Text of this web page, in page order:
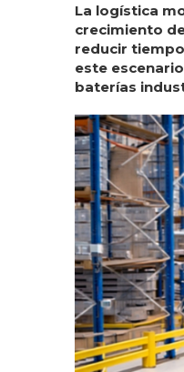
La logística
crecimiento
reducir
este
baterías